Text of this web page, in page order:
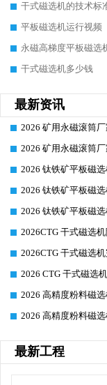
干式磁选机的技术标
平板磁选机运行视频
永磁高梯度平板磁选
干式磁选机多少钱
最新资讯
2026 矿用永磁滚筒
2026 矿用永磁滚筒
2026 钛铁矿平板磁
2026 钛铁矿平板磁
2026 钛铁矿平板磁
2026CTG 干式磁选
2026CTG 干式磁选
2026 CTG 干式磁选
2026 高精度粉料磁
2026 高精度粉料磁
最新工程